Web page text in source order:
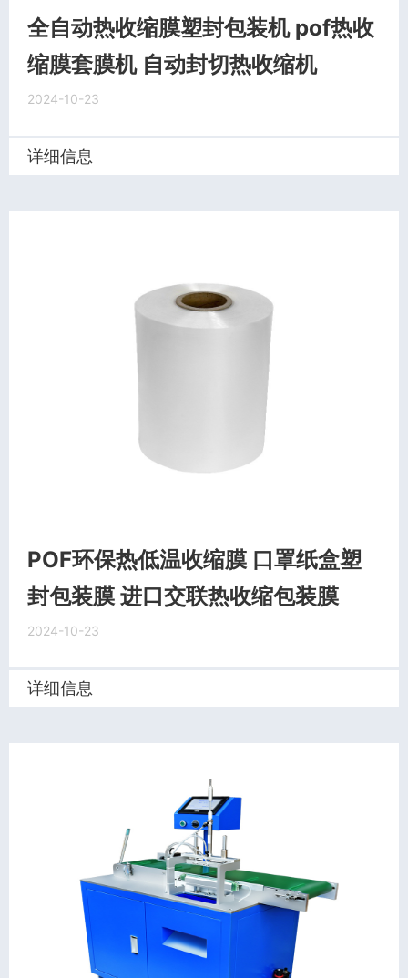
全自动热收缩膜塑封包装机 pof热收
缩膜套膜机 自动封切热收缩机
2024-10-23
详细信息
POF环保热低温收缩膜 口罩纸盒塑
封包装膜 进口交联热收缩包装膜
2024-10-23
详细信息